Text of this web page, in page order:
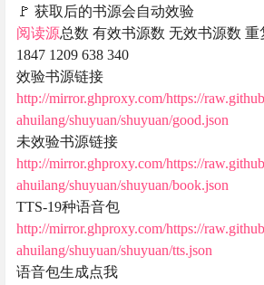
🚩 获取后的书源会自动效验
阅读源总数 有效书源数 无效书源数 重
1847 1209 638 340
效验书源链接
http://mirror.ghproxy.com/https://
ahuilang/shuyuan/shuyuan/good.json
未效验书源链接
http://mirror.ghproxy.com/https://
ahuilang/shuyuan/shuyuan/book.json
TTS-19种语音包
http://mirror.ghproxy.com/https://
ahuilang/shuyuan/shuyuan/tts.json
语音包生成点我